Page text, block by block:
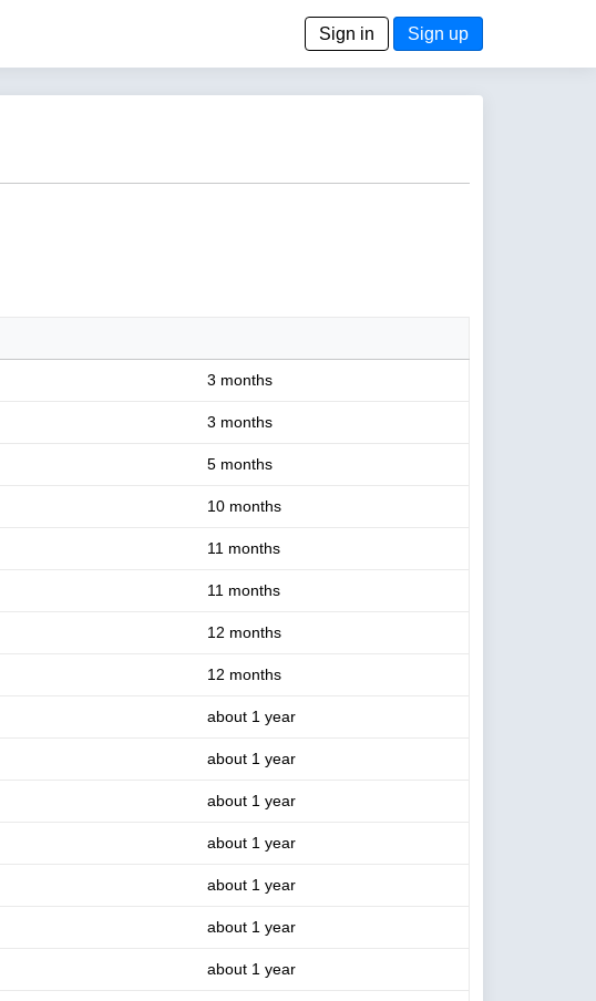
Sign in Sign up
3 months
3 months
5 months
10 months
11 months
11 months
12 months
12 months
about 1 year
about 1 year
about 1 year
about 1 year
about 1 year
about 1 year
about 1 year